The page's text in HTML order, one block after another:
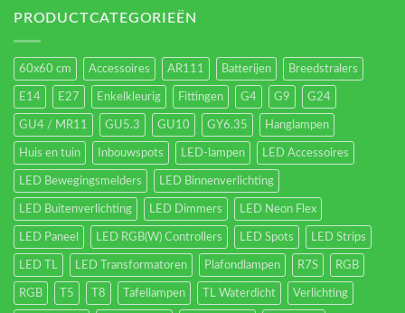
energieverbruik.
PRODUCTCATEGORIEËN
60x60 cm Accessoires AR111 Batterijen Breedstralers
E14 E27 Enkelkleurig Fittingen G4 G9 G24
GU4 / MR11 GU5.3 GU10 GY6.35 Hanglampen
Huis en tuin Inbouwspots LED-lampen LED Accessoires
LED Bewegingsmelders LED Binnenverlichting
LED Buitenverlichting LED Dimmers LED Neon Flex
LED Paneel LED RGB(W) Controllers LED Spots LED Strips
LED TL LED Transformatoren Plafondlampen R7S RGB
RGB T5 T8 Tafellampen TL Waterdicht Verlichting